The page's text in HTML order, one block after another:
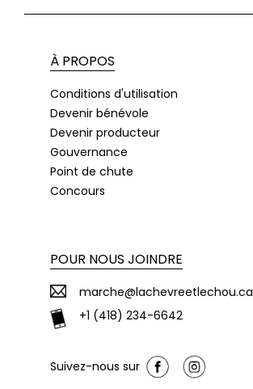
À PROPOS
Conditions d'utilisation
Devenir bénévole
Devenir producteur
Gouvernance
Point de chute
Concours
POUR NOUS JOINDRE
marche@lachevreetlechou.ca
+1 (418) 234-6642
Suivez-nous sur